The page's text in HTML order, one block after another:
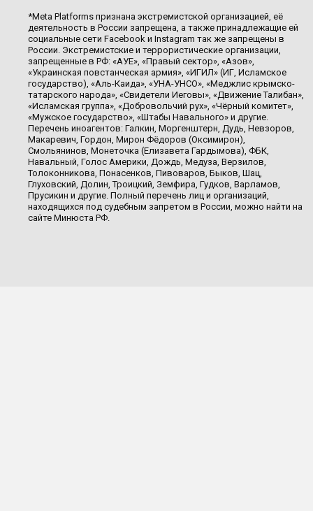
*Meta Platforms признана экстремистской организацией, её
деятельность в России запрещена, а также принадлежащие ей
социальные сети Facebook и Instagram так же запрещены в
России. Экстремистские и террористические организации,
запрещенные в РФ: «АУЕ», «Правый сектор», «Азов»,
«Украинская повстанческая армия», «ИГИЛ» (ИГ, Исламское
государство), «Аль-Каида», «УНА-УНСО», «Меджлис крымско-
татарского народа», «Свидетели Иеговы», «Движение Талибан»,
«Исламская группа», «Добровольчий рух», «Чёрный комитет»,
«Мужское государство», «Штабы Навального» и другие.
Перечень иноагентов: Галкин, Моргенштерн, Дудь, Невзоров,
Макаревич, Гордон, Мирон Фёдоров (Оксимирон),
Смольянинов, Монеточка (Елизавета Гардымова), ФБК,
Навальный, Голос Америки, Дождь, Медуза, Верзилов,
Толоконникова, Понасенков, Пивоваров, Быков, Шац,
Глуховский, Долин, Троицкий, Земфира, Гудков, Варламов,
Прусикин и другие. Полный перечень лиц и организаций,
находящихся под судебным запретом в России, можно найти на
сайте Минюста РФ.